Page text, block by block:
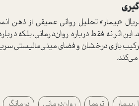
«بیمار» تحلیل روانی عمیقی از ذهن
این اثر نه‌ فقط درباره روان‌درمانی، بلکه
بازی درخشان و فضای مینی‌مالیستی